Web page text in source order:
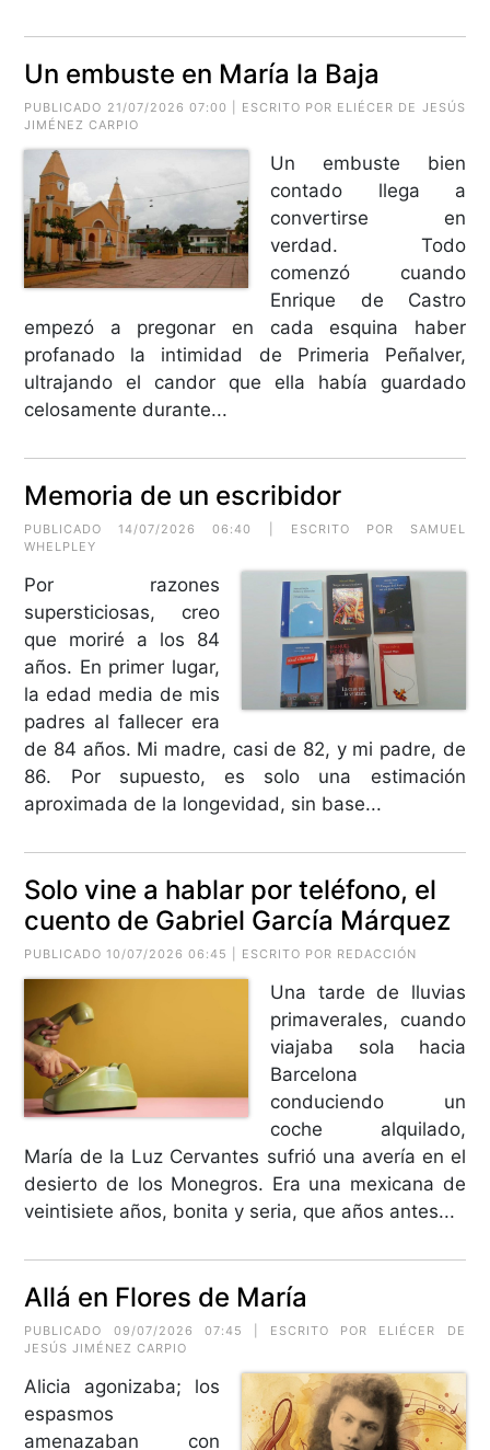
Un embuste en María la Baja
PUBLICADO 21/07/2026 07:00 | ESCRITO POR ELIÉCER DE JESÚS
JIMÉNEZ CARPIO
Un embuste bien
contado llega a
convertirse en
verdad. Todo
comenzó cuando
Enrique de Castro
empezó a pregonar en cada esquina haber
profanado la intimidad de Primeria Peñalver,
ultrajando el candor que ella había guardado
celosamente durante...
Memoria de un escribidor
PUBLICADO 14/07/2026 06:40 | ESCRITO POR
SAMUEL
WHELPLEY
Por razones
supersticiosas, creo
que moriré a los 84
años. En primer lugar,
la edad media de mis
padres al fallecer era
de 84 años. Mi madre, casi de 82, y mi padre, de
86. Por supuesto, es solo una estimación
aproximada de la longevidad, sin base...
Solo vine a hablar por teléfono, el
cuento de Gabriel García Márquez
PUBLICADO 10/07/2026 06:45 | ESCRITO POR REDACCIÓN
Una tarde de lluvias
primaverales, cuando
viajaba sola hacia
Barcelona
conduciendo un
coche alquilado,
María de la Luz Cervantes sufrió una avería en el
desierto de los Monegros. Era una mexicana de
veintisiete años, bonita y seria, que años antes...
Allá en Flores de María
PUBLICADO 09/07/2026 07:45 | ESCRITO POR ELIÉCER DE
JESÚS JIMÉNEZ CARPIO
Alicia agonizaba; los
espasmos
amenazaban con